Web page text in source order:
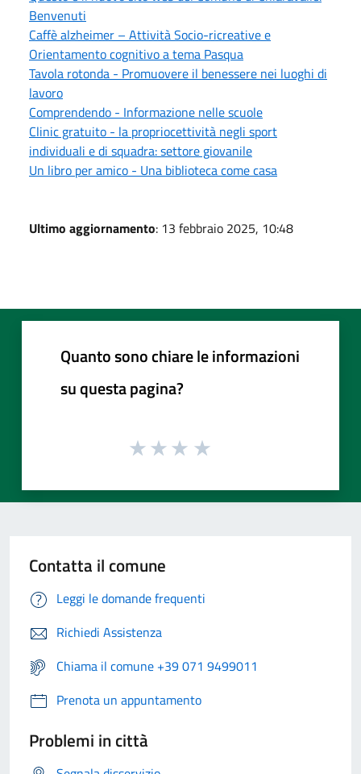
Benvenuti
Caffè alzheimer – Attività Socio-ricreative e
Orientamento cognitivo a tema Pasqua
Tavola rotonda - Promuovere il benessere nei luoghi di
lavoro
Comprendendo - Informazione nelle scuole
Clinic gratuito - la propriocettività negli sport
individuali e di squadra: settore giovanile
Un libro per amico - Una biblioteca come casa
Ultimo aggiornamento: 13 febbraio 2025, 10:48
Quanto sono chiare le informazioni
su questa pagina?
Contatta il comune
Leggi le domande frequenti
Richiedi Assistenza
Chiama il comune +39 071 9499011
Prenota un appuntamento
Problemi in città